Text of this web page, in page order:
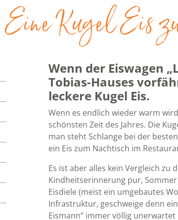
Eine Kugel Eis
Wenn der Eiswagen
Tobias-Hauses
leckere Kugel Eis.
Wenn es endlich wieder warm
schönsten Zeit des Jahres. Die
man steht Schlange bei der
ein Eis zum Nachtisch im
Es ist aber alles kein Vergleich zu
Kindheitserinnerung pur,
Eisdiele (meist ein umgebautes
Infrastruktur, geschweige denn
Eismann” immer völlig